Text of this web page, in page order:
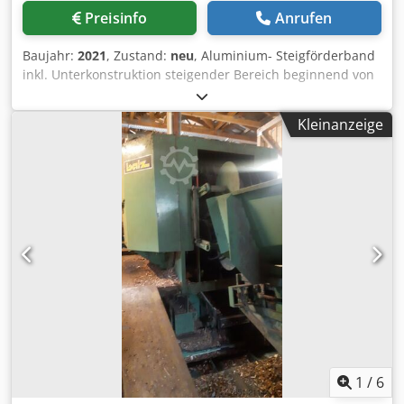
schnelle und präzise Einstellung • Hervorragendes Preis-
Leistungs-Verhältnis im Vergleich zu Neuware _____
gebrauchten Fußspindeln sind nicht nur für Kunden aus
den Niederlanden geeignet, sondern werden weltweit
vertrieben. Ihre Vorteile: • Weltweite Lieferung: per Palette,
Container oder Spedition • Komplette
Exportdokumentation & Mengenangebote verfügbar •
Kombinierbar mit Gerüstrahmen, Konsolen, Riegeln und
Preisinfo Anrufen
Baujahr: 2021, Zustand: neu, Aluminium- Steigförderband
inkl. Unterkonstruktion steigender Bereich beginnend von
50mm (anpassbar) Abwurf- Bereich 1500mm (anpassbar)
Fördergurtbreite 500mm ( anpassbar) Wir liefern unsere
Förderbänder in PVC, PU oder Gummi. Dedpfx Aohh Dbaei
Rekr PVC- Fördergurt inkl. Mitnehmer und Wellenkante
Antrieb: Motor 0,25KW ( anpassbar ), Schnelligkeit
0,3m/sec Anschluss 220/240V, 50Hz Schutzart IP54 Antrieb
etc. anschlussfertig, Motor- Steuerung optional 6x
verstellbare Maschinenfüße zur Ausrichtung Wellenkante:
40x35mm (anpassbar) T-20 Stollen - 400mm Teilung
(anpassbar) 2-lagig besonders querstabil Unsere
Kernkompetenz liegt darin, dem Kunden genau das zu
liefern was er auch wirklich benötigt. Wir arbeiten
zusammen mit unseren Kunden, kundenspezifische,
individuelle Lösungen aus und liefern entsprechende
Anlagen aus eigener Fertigung. B2hd9kmmdn Kontaktieren
Sie uns gerne auch telefonisch um für Ihre Anwendung
eine passende Lösung zu finden. Förderband,
Kleinanzeige
1 / 6